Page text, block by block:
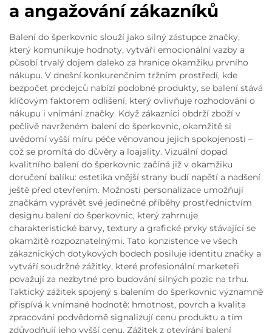
a angažování zákazníků
Balení do šperkovnic slouží jako silný zástupce značky,
který komunikuje hodnoty, vytváří emocionální vazby a
působí trvalý dojem daleko za hranice okamžiku prvního
nákupu. V dnešní konkurenčním tržním prostředí, kde
bezpočet prodejců nabízí podobné produkty, se balení stává
klíčovým faktorem odlišení, který ovlivňuje rozhodování o
nákupu i vnímání značky. Když zákazníci obdrží zboží v
pečlivě navrženém balení do šperkovnic, okamžitě si
uvědomí vyšší míru péče věnovanou jejich spokojenosti –
což se promítá do důvěry a loajality. Vizuální dopad
kvalitního balení do šperkovnic začíná již v okamžiku
doručení balíku: estetika vnější strany budí napětí a nadšení
ještě před otevřením. Možnosti personalizace umožňují
značkám vyprávět své jedinečné příběhy prostřednictvím
designu balení do šperkovnic, který zahrnuje
charakteristické barvy, textury a grafické prvky stávající se
okamžitě rozpoznatelnými. Tato konzistence ve všech
zákaznických dotykových bodech posiluje identitu značky a
vytváří soudržné zážitky, které profesionální marketeři
považují za nezbytné pro budování silných pozic na trhu.
Taktický zážitek spojený s balením do šperkovnic významně
přispívá k vnímané hodnotě: hmotnost, povrch a kvalita
zpracování podvědomě signalizují cenu produktu a tím
zdůvodňují jeho vyšší cenu. Zážitek z otevírání balení